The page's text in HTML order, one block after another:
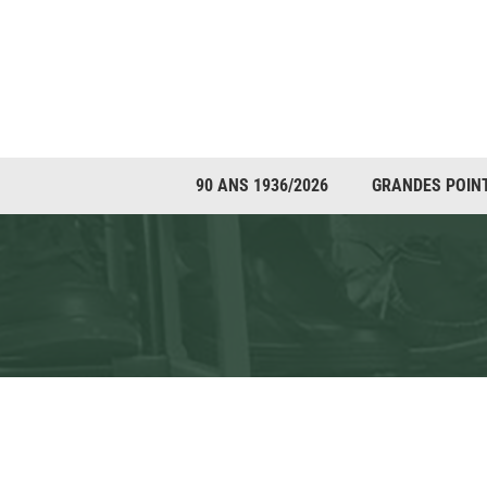
90 ANS 1936/2026 GRANDES